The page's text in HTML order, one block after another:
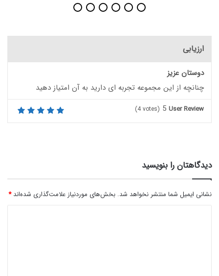
ارزیابی
دوستان عزیز
چنانچه از این مجموعه تجربه ای دارید به آن امتیاز دهید
User Review
5
(4 votes)
دیدگاهتان را بنویسید
نشانی ایمیل شما منتشر نخواهد شد. بخش‌های موردنیاز علامت‌گذاری شده‌اند*